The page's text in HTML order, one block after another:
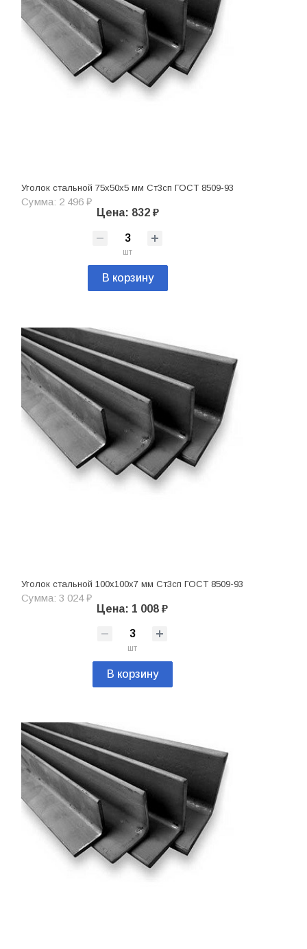
Уголок стальной 75х50х5 мм Ст3сп ГОСТ 8509-93
Сумма: 2 496 ₽
Цена: 832 ₽
шт
В корзину
Уголок стальной 100х100х7 мм Ст3сп ГОСТ 8509-93
Сумма: 3 024 ₽
Цена: 1 008 ₽
шт
В корзину